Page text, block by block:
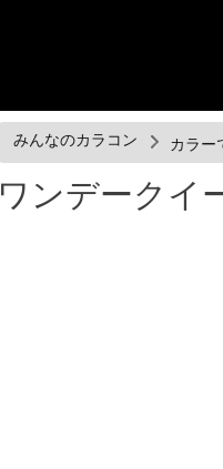
みんなのカラコン カラー
ワンデークイ